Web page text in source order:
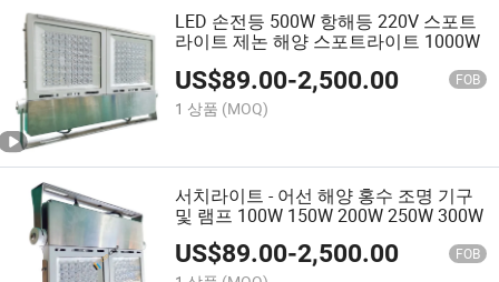
LED 손전등 500W 항해등 220V 스포트
라이트 제논 해양 스포트라이트 1000W
US$89.00-2,500.00 FOB
1 상품 (MOQ)
서치라이트 - 어선 해양 홍수 조명 기구
및 램프 100W 150W 200W 250W 300W
US$89.00-2,500.00 FOB